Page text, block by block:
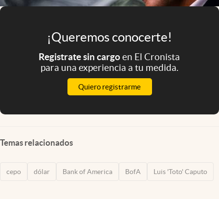
¡Queremos conocerte!
Registrate sin cargoen El Cronista
para una experiencia a tu medida.
Quiero registrarme
Temas relacionados
cepo dólar Bank of America BofA Luis 'Toto' Caputo